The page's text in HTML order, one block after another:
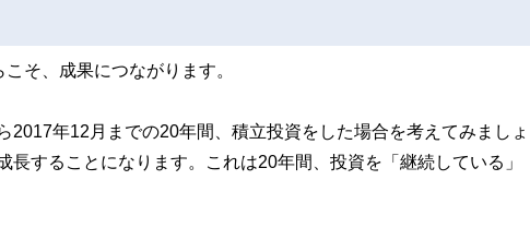
そ、成果につながります。
年12月までの20年間、積立投資をした場合を考えてみましょ
することになります。これは20年間、投資を「継続している」